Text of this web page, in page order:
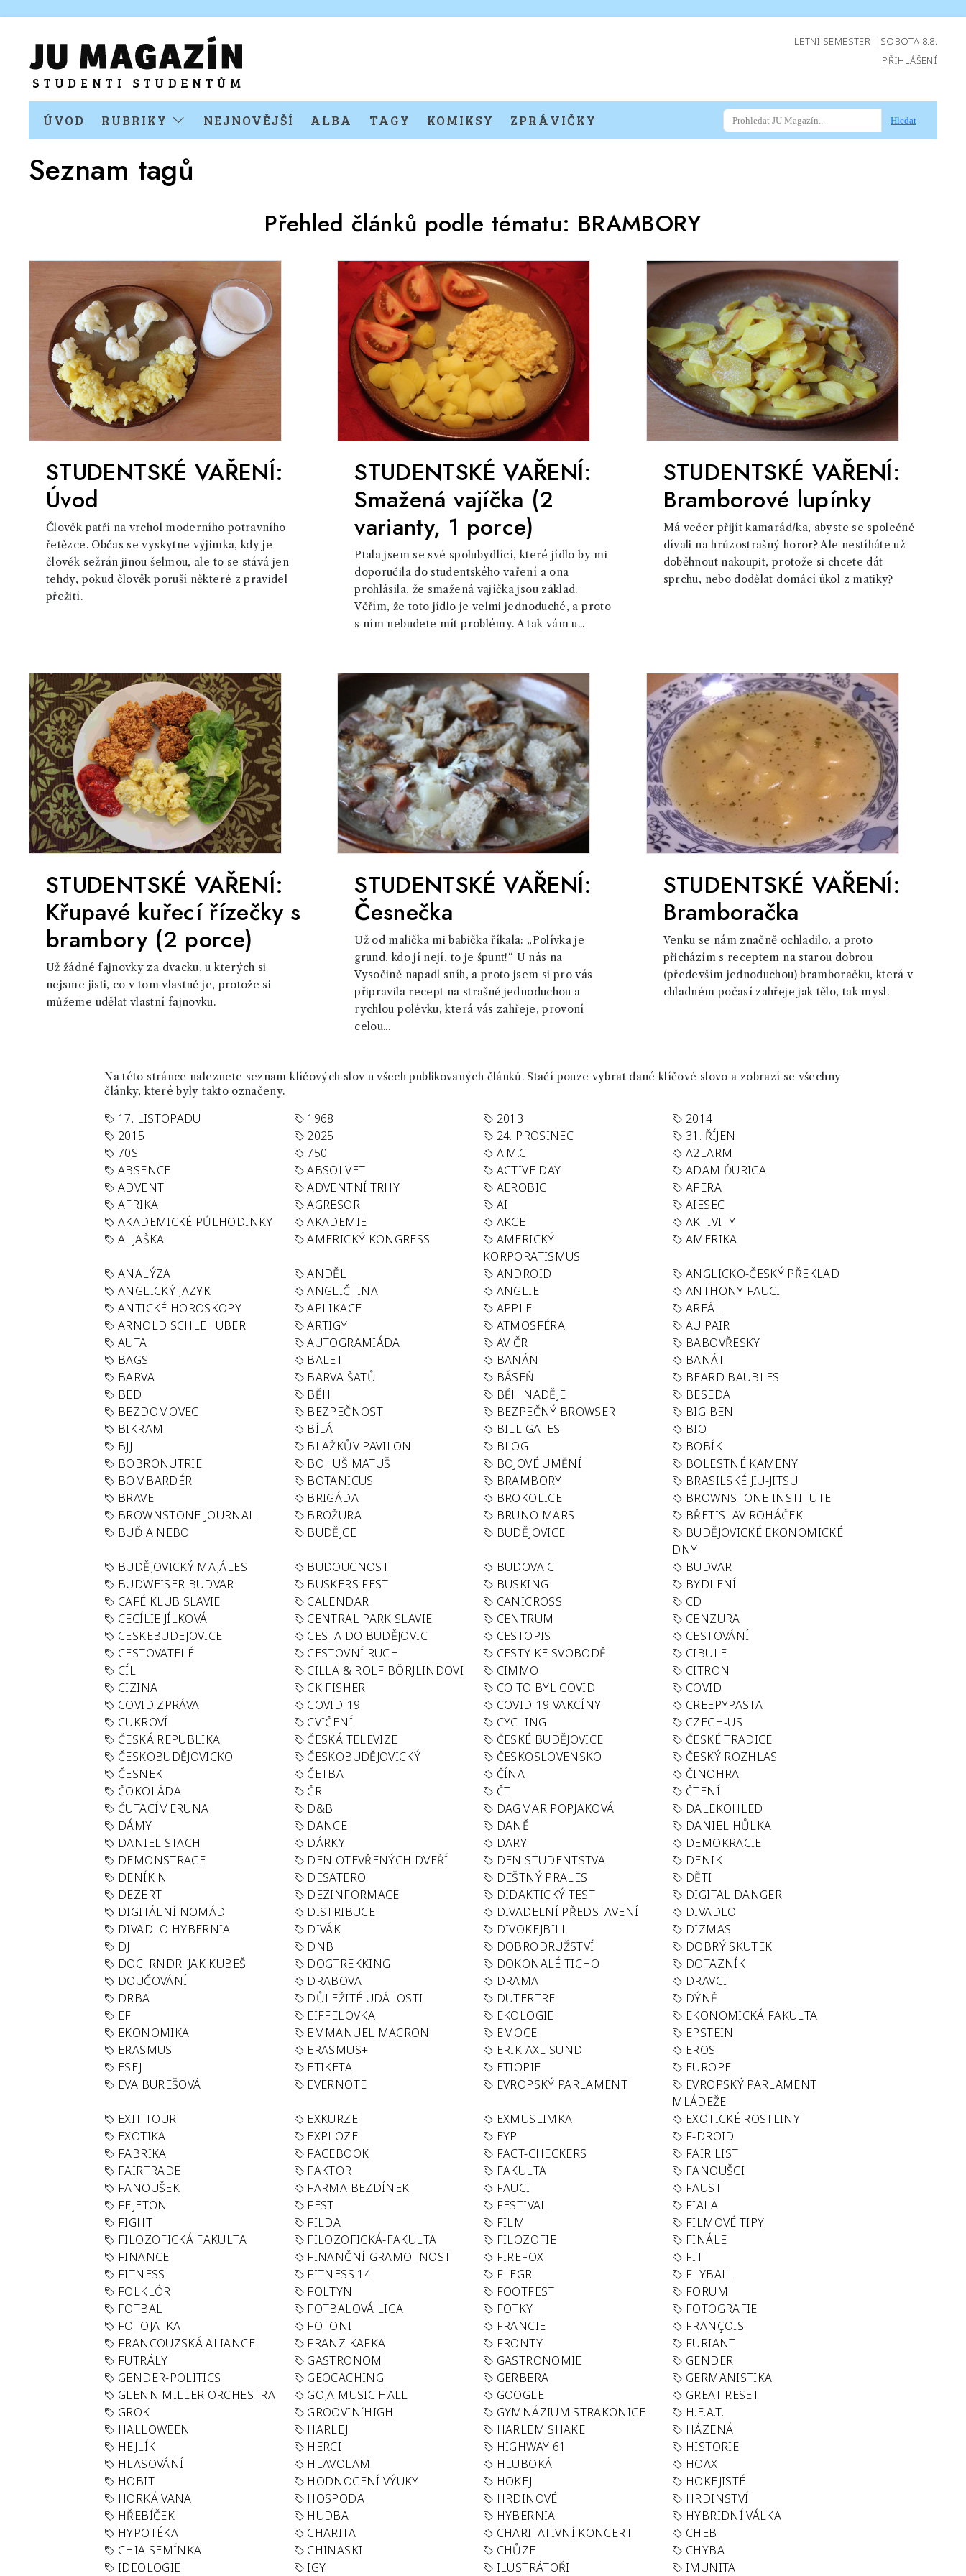
LETNÍ SEMESTER | SOBOTA 8.8.
PŘIHLÁŠENÍ
ÚVOD RUBRIKY NEJNOVĚJŠÍ ALBA TAGY KOMIKSY ZPRÁVIČKY Hledat
Seznam tagů
Přehled článků podle tématu: BRAMBORY
STUDENTSKÉ VAŘENÍ:
Úvod
Člověk patří na vrchol moderního potravního
řetězce. Občas se vyskytne výjimka, kdy je
člověk sežrán jinou šelmou, ale to se stává jen
tehdy, pokud člověk poruší některé z pravidel
přežití.
STUDENTSKÉ VAŘENÍ:
Smažená vajíčka (2
varianty, 1 porce)
Ptala jsem se své spolubydlící, které jídlo by mi
doporučila do studentského vaření a ona
prohlásila, že smažená vajíčka jsou základ.
Věřím, že toto jídlo je velmi jednoduché, a proto
s ním nebudete mít problémy. A tak vám u...
STUDENTSKÉ VAŘENÍ:
Bramborové lupínky
Má večer přijít kamarád/ka, abyste se společně
dívali na hrůzostrašný horor? Ale nestíháte už
doběhnout nakoupit, protože si chcete dát
sprchu, nebo dodělat domácí úkol z matiky?
STUDENTSKÉ VAŘENÍ:
Křupavé kuřecí řízečky s
brambory (2 porce)
Už žádné fajnovky za dvacku, u kterých si
nejsme jisti, co v tom vlastně je, protože si
můžeme udělat vlastní fajnovku.
STUDENTSKÉ VAŘENÍ:
Česnečka
Už od malička mi babička říkala: „Polívka je
grund, kdo jí nejí, to je špunt!“ U nás na
Vysočině napadl sníh, a proto jsem si pro vás
připravila recept na strašně jednoduchou a
rychlou polévku, která vás zahřeje, provoní
celou...
STUDENTSKÉ VAŘENÍ:
Bramboračka
Venku se nám značně ochladilo, a proto
přicházím s receptem na starou dobrou
(především jednoduchou) bramboračku, která v
chladném počasí zahřeje jak tělo, tak mysl.
Na této stránce naleznete seznam klíčových slov u všech publikovaných článků. Stačí pouze vybrat dané klíčové slovo a zobrazí se všechny
články, které byly takto označeny.
17. LISTOPADU 1968 2013
2014
2015
2025 24. PROSINEC
31. ŘÍJEN
70S
750 A.M.C.
A2LARM
ABSENCE
ABSOLVET ACTIVE DAY
ADAM ĎURICA
ADVENT
ADVENTNÍ TRHY AEROBIC
AFERA
AFRIKA
AGRESOR AI
AIESEC
AKADEMICKÉ PŮLHODINKY
AKADEMIE AKCE
AKTIVITY
ALJAŠKA
AMERICKÝ KONGRESS
AMERICKÝ
KORPORATISMUS
AMERIKA
ANALÝZA ANDĚL ANDROID
ANGLICKO-ČESKÝ PŘEKLAD
ANGLICKÝ JAZYK
ANGLIČTINA ANGLIE
ANTHONY FAUCI
ANTICKÉ HOROSKOPY
APLIKACE APPLE
AREÁL
ARNOLD SCHLEHUBER
ARTIGY ATMOSFÉRA
AU PAIR
AUTA
AUTOGRAMIÁDA AV ČR
BABOVŘESKY
BAGS
BALET BANÁN
BANÁT
BARVA
BARVA ŠATŮ BÁSEŇ
BEARD BAUBLES
BED
BĚH BĚH NADĚJE
BESEDA
BEZDOMOVEC
BEZPEČNOST BEZPEČNÝ BROWSER
BIG BEN
BIKRAM
BÍLÁ BILL GATES
BIO
BJJ
BLAŽKŮV PAVILON BLOG
BOBÍK
BOBRONUTRIE
BOHUŠ MATUŠ BOJOVÉ UMĚNÍ
BOLESTNÉ KAMENY
BOMBARDÉR
BOTANICUS BRAMBORY
BRASILSKÉ JIU-JITSU
BRAVE
BRIGÁDA BROKOLICE
BROWNSTONE INSTITUTE
BROWNSTONE JOURNAL
BROŽURA BRUNO MARS
BŘETISLAV ROHÁČEK
BUĎ A NEBO
BUDĚJCE BUDĚJOVICE
BUDĚJOVICKÉ EKONOMICKÉ
DNY
BUDĚJOVICKÝ MAJÁLES
BUDOUCNOST BUDOVA C
BUDVAR
BUDWEISER BUDVAR
BUSKERS FEST BUSKING
BYDLENÍ
CAFÉ KLUB SLAVIE
CALENDAR CANICROSS
CD
CECÍLIE JÍLKOVÁ
CENTRAL PARK SLAVIE CENTRUM
CENZURA
CESKEBUDEJOVICE
CESTA DO BUDĚJOVIC CESTOPIS
CESTOVÁNÍ
CESTOVATELÉ
CESTOVNÍ RUCH CESTY KE SVOBODĚ
CIBULE
CÍL
CILLA & ROLF BÖRJLINDOVI CIMMO
CITRON
CIZINA
CK FISHER CO TO BYL COVID
COVID
COVID ZPRÁVA
COVID-19 COVID-19 VAKCÍNY
CREEPYPASTA
CUKROVÍ
CVIČENÍ CYCLING
CZECH-US
ČESKÁ REPUBLIKA
ČESKÁ TELEVIZE ČESKÉ BUDĚJOVICE
ČESKÉ TRADICE
ČESKOBUDĚJOVICKO
ČESKOBUDĚJOVICKÝ ČESKOSLOVENSKO
ČESKÝ ROZHLAS
ČESNEK
ČETBA ČÍNA
ČINOHRA
ČOKOLÁDA
ČR ČT
ČTENÍ
ČUTACÍMERUNA
D&B DAGMAR POPJAKOVÁ
DALEKOHLED
DÁMY
DANCE DANĚ
DANIEL HŮLKA
DANIEL STACH
DÁRKY DARY
DEMOKRACIE
DEMONSTRACE
DEN OTEVŘENÝCH DVEŘÍ DEN STUDENTSTVA
DENIK
DENÍK N
DESATERO DEŠTNÝ PRALES
DĚTI
DEZERT
DEZINFORMACE DIDAKTICKÝ TEST
DIGITAL DANGER
DIGITÁLNÍ NOMÁD
DISTRIBUCE DIVADELNÍ PŘEDSTAVENÍ
DIVADLO
DIVADLO HYBERNIA
DIVÁK DIVOKEJBILL
DIZMAS
DJ
DNB DOBRODRUŽSTVÍ
DOBRÝ SKUTEK
DOC. RNDR. JAK KUBEŠ
DOGTREKKING DOKONALÉ TICHO
DOTAZNÍK
DOUČOVÁNÍ
DRABOVA DRAMA
DRAVCI
DRBA
DŮLEŽITÉ UDÁLOSTI DUTERTRE
DÝNĚ
EF
EIFFELOVKA EKOLOGIE
EKONOMICKÁ FAKULTA
EKONOMIKA
EMMANUEL MACRON EMOCE
EPSTEIN
ERASMUS
ERASMUS+ ERIK AXL SUND
EROS
ESEJ
ETIKETA ETIOPIE
EUROPE
EVA BUREŠOVÁ
EVERNOTE EVROPSKÝ PARLAMENT
EVROPSKÝ PARLAMENT
MLÁDEŽE
EXIT TOUR
EXKURZE EXMUSLIMKA
EXOTICKÉ ROSTLINY
EXOTIKA
EXPLOZE EYP
F-DROID
FABRIKA
FACEBOOK FACT-CHECKERS
FAIR LIST
FAIRTRADE
FAKTOR FAKULTA
FANOUŠCI
FANOUŠEK
FARMA BEZDÍNEK FAUCI
FAUST
FEJETON
FEST FESTIVAL
FIALA
FIGHT
FILDA FILM
FILMOVÉ TIPY
FILOZOFICKÁ FAKULTA
FILOZOFICKÁ-FAKULTA FILOZOFIE
FINÁLE
FINANCE
FINANČNÍ-GRAMOTNOST FIREFOX
FIT
FITNESS
FITNESS 14 FLEGR
FLYBALL
FOLKLÓR
FOLTYN FOOTFEST
FORUM
FOTBAL
FOTBALOVÁ LIGA FOTKY
FOTOGRAFIE
FOTOJATKA
FOTONI FRANCIE
FRANÇOIS
FRANCOUZSKÁ ALIANCE
FRANZ KAFKA FRONTY
FURIANT
FUTRÁLY
GASTRONOM GASTRONOMIE
GENDER
GENDER-POLITICS
GEOCACHING GERBERA
GERMANISTIKA
GLENN MILLER ORCHESTRA
GOJA MUSIC HALL GOOGLE
GREAT RESET
GROK
GROOVIN´HIGH GYMNÁZIUM STRAKONICE
H.E.A.T.
HALLOWEEN
HARLEJ HARLEM SHAKE
HÁZENÁ
HEJLÍK
HERCI HIGHWAY 61
HISTORIE
HLASOVÁNÍ
HLAVOLAM HLUBOKÁ
HOAX
HOBIT
HODNOCENÍ VÝUKY HOKEJ
HOKEJISTÉ
HORKÁ VANA
HOSPODA HRDINOVÉ
HRDINSTVÍ
HŘEBÍČEK
HUDBA HYBERNIA
HYBRIDNÍ VÁLKA
HYPOTÉKA
CHARITA CHARITATIVNÍ KONCERT
CHEB
CHIA SEMÍNKA
CHINASKI CHŮZE
CHYBA
IDEOLOGIE
IGY ILUSTRÁTOŘI IMUNITA